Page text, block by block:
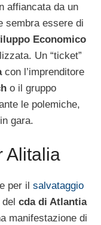
affiancata da un
sembra essere di
Economico
Un “ticket”
con l’imprenditore
o il gruppo
le polemiche,
gara.
Alitalia
per il salvataggio
cda di Atlantia
manifestazione di